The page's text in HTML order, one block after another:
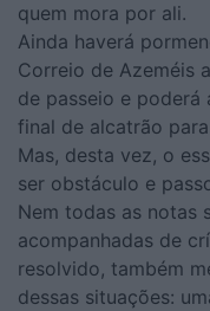
quem mora por ali.
Ainda haverá
Correio de Azeméis
de passeio e poderá
final de alcatrão
Mas, desta vez, o
ser obstáculo e
Nem todas as notas
acompanhadas de
resolvido, também
dessas situações: